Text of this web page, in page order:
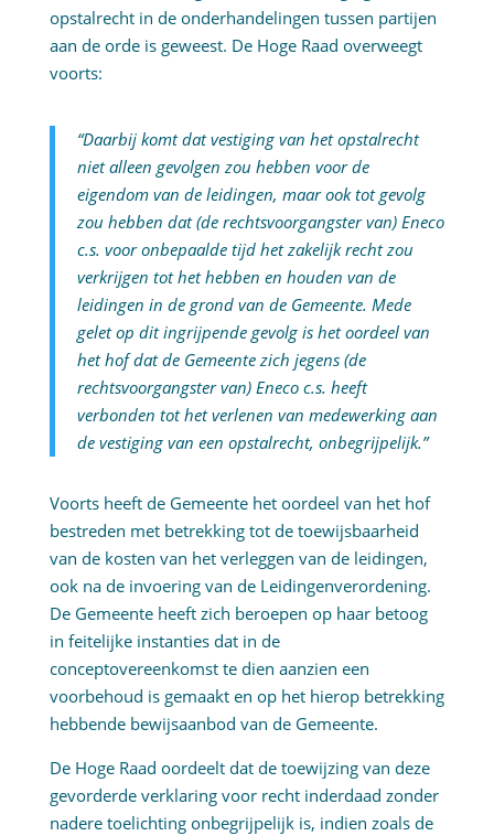
opstalrecht in de onderhandelingen tussen partijen
aan de orde is geweest. De Hoge Raad overweegt
voorts:
“Daarbij komt dat vestiging van het opstalrecht
niet alleen gevolgen zou hebben voor de
eigendom van de leidingen, maar ook tot gevolg
zou hebben dat (de rechtsvoorgangster van) Eneco
c.s. voor onbepaalde tijd het zakelijk recht zou
verkrijgen tot het hebben en houden van de
leidingen in de grond van de Gemeente. Mede
gelet op dit ingrijpende gevolg is het oordeel van
het hof dat de Gemeente zich jegens (de
rechtsvoorgangster van) Eneco c.s. heeft
verbonden tot het verlenen van medewerking aan
de vestiging van een opstalrecht, onbegrijpelijk.”
Voorts heeft de Gemeente het oordeel van het hof
bestreden met betrekking tot de toewijsbaarheid
van de kosten van het verleggen van de leidingen,
ook na de invoering van de Leidingenverordening.
De Gemeente heeft zich beroepen op haar betoog
in feitelijke instanties dat in de
conceptovereenkomst te dien aanzien een
voorbehoud is gemaakt en op het hierop betrekking
hebbende bewijsaanbod van de Gemeente.
De Hoge Raad oordeelt dat de toewijzing van deze
gevorderde verklaring voor recht inderdaad zonder
nadere toelichting onbegrijpelijk is, indien zoals de